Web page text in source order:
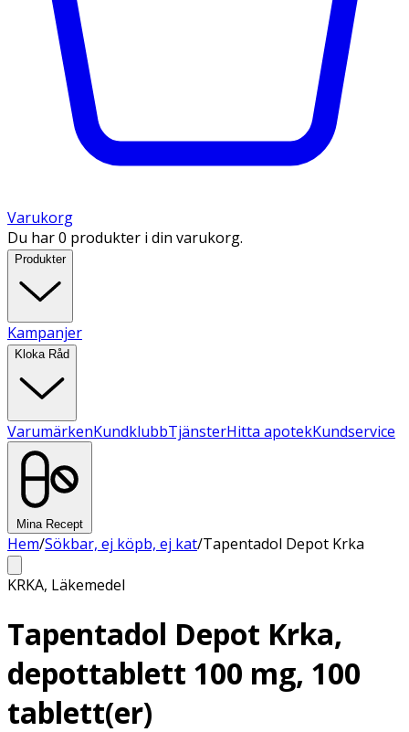
Varukorg
Du har 0 produkter i din varukorg.
Produkter
Kampanjer
Kloka Råd
VarumärkenKundklubbTjänsterHitta apotekKundservice
Mina Recept
Hem/Sökbar, ej köpb, ej kat/Tapentadol Depot Krka
KRKA, Läkemedel
Tapentadol Depot Krka,
depottablett 100 mg, 100
tablett(er)